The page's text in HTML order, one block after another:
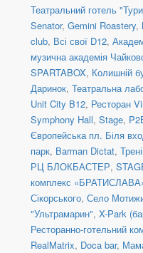
Театральний готель
Senator, Gemini Roastery,
club, Всі свої D12,
музична академія
SPARTABOX, Колишній
Даринок, Театральна
Unit City B12, Ресторан
Symphony Hall, Stage,
Європейська пл. Біля
парк, Barman Dictat,
РЦ БЛОКБАСТЕР,
комплекс
Сікорського, Село
"Ультрамарин", X-Park
Ресторанно-готельний
RealMatrix, Doca bar,